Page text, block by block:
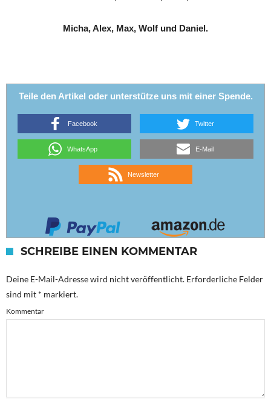
Micha, Alex, Max, Wolf und Daniel.
Teile den Artikel oder unterstütze uns mit einer Spende.
Facebook Twitter
WhatsApp E-Mail
Newsletter
SCHREIBE EINEN KOMMENTAR
Deine E-Mail-Adresse wird nicht veröffentlicht. Erforderliche Felder
sind mit * markiert.
Kommentar